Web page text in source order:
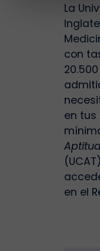
La
con
en tus
en el